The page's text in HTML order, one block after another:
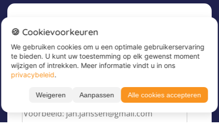
Nieuwsbrief
Meld u nu aan voor onze nieuwsbrief om
geweldige aanbiedingen te ontvangen en op de
hoogte te blijven!
Voer hier uw e-mailadres in*
🍪 Cookievoorkeuren
We gebruiken cookies om u een optimale gebruikerservaring
te bieden. U kunt uw toestemming op elk gewenst moment
wijzigen of intrekken. Meer informatie vindt u in ons
privacybeleid.
Weigeren Aanpassen Alle cookies accepteren